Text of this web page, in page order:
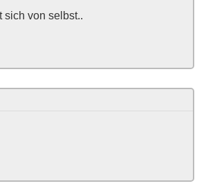
sich von selbst..